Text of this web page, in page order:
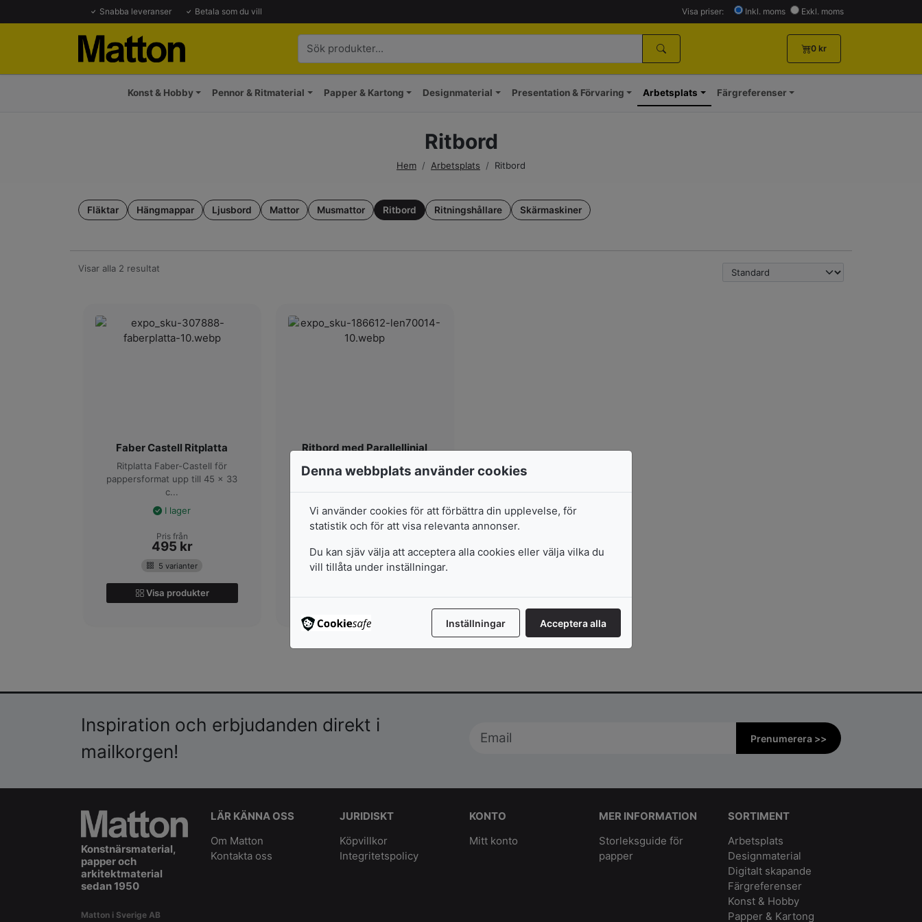
Snabba leveranser Betala som du vill Visa priser: Inkl. moms Exkl. moms
0 kr
Konst & Hobby Pennor & Ritmaterial Papper & Kartong Designmaterial Presentation & Förvaring Arbetsplats Färgreferenser
Ritbord
Hem / Arbetsplats / Ritbord
Fläktar Hängmappar Ljusbord Mattor Musmattor Ritbord Ritningshållare Skärmaskiner
Visar alla 2 resultat
Faber Castell Ritplatta
Ritplatta Faber-Castell för
pappersformat upp till 45 x 33
c...
I lager
Pris från
495 kr
5 varianter
Visa produkter
Ritbord med Parallellinjal
50 x 70cm
I lager
2 399kr
Inspiration och erbjudanden direkt i
mailkorgen!
Prenumerera >>
Konstnärsmaterial,
papper och
arkitektmaterial
sedan 1950
Matton i Sverige AB
LÄR KÄNNA OSS
Om Matton
Kontakta oss
JURIDISKT
Köpvillkor
Integritetspolicy
KONTO
Mitt konto
MER INFORMATION
Storleksguide för
papper
SORTIMENT
Arbetsplats
Designmaterial
Digitalt skapande
Färgreferenser
Konst & Hobby
Papper & Kartong
Denna webbplats använder cookies
Vi använder cookies för att förbättra din upplevelse, för
statistik och för att visa relevanta annonser.
Du kan sjäv välja att acceptera alla cookies eller välja vilka du
vill tillåta under inställningar.
Inställningar Acceptera alla